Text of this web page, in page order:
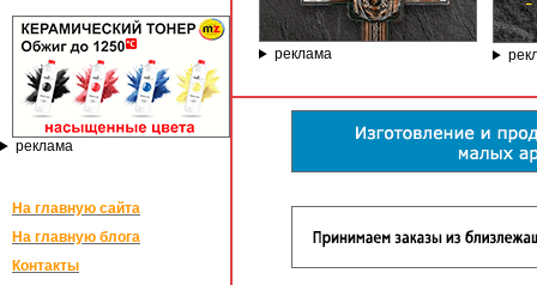
реклама
На главную сайта
На главную блога
Контакты
реклама